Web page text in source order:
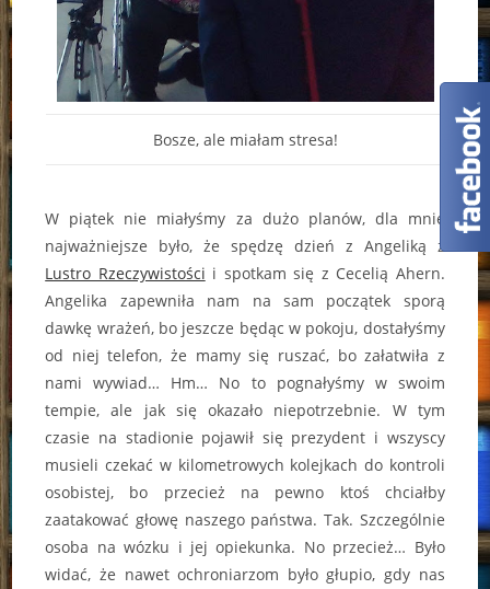
Bosze, ale miałam stresa!
W piątek nie miałyśmy za dużo planów, dla mnie
najważniejsze było, że spędzę dzień z Angeliką z
Lustro Rzeczywistości i spotkam się z Cecelią Ahern.
Angelika zapewniła nam na sam początek sporą
dawkę wrażeń, bo jeszcze będąc w pokoju, dostałyśmy
od niej telefon, że mamy się ruszać, bo załatwiła z
nami wywiad… Hm… No to pognałyśmy w swoim
tempie, ale jak się okazało niepotrzebnie. W tym
czasie na stadionie pojawił się prezydent i wszyscy
musieli czekać w kilometrowych kolejkach do kontroli
osobistej, bo przecież na pewno ktoś chciałby
zaatakować głowę naszego państwa. Tak. Szczególnie
osoba na wózku i jej opiekunka. No przecież… Było
widać, że nawet ochroniarzom było głupio, gdy nas